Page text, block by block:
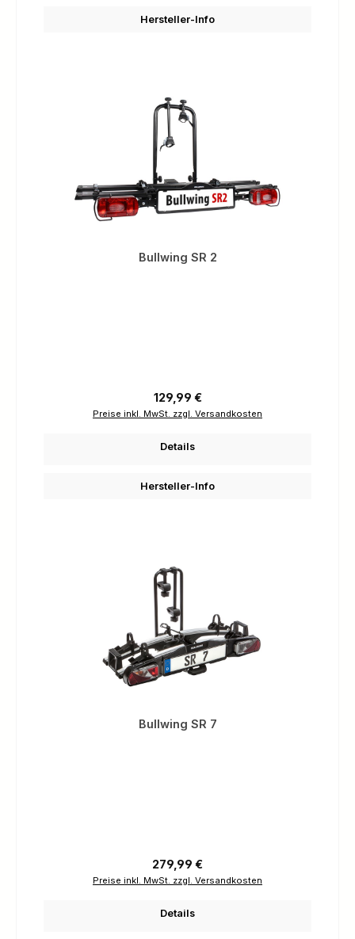
Hersteller-Info
Bullwing SR 2
Regulärer Preis:
129,99 €
Preise inkl. MwSt. zzgl. Versandkosten
Details
Hersteller-Info
Bullwing SR 7
Regulärer Preis:
279,99 €
Preise inkl. MwSt. zzgl. Versandkosten
Details